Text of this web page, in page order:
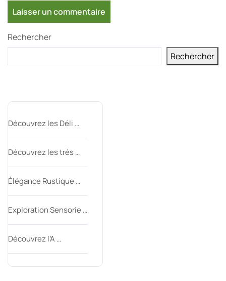
Rechercher
Rechercher
Découvrez les Déli …
Découvrez les trés …
Élégance Rustique …
Exploration Sensorie …
Découvrez l’A …